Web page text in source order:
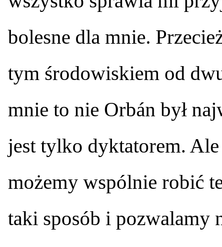
bolesne dla mnie.
tym środowiskiem od
mnie to nie Orbán był
jest tylko dyktatorem. Ale
możemy wspólnie robić
taki sposób i pozwalamy